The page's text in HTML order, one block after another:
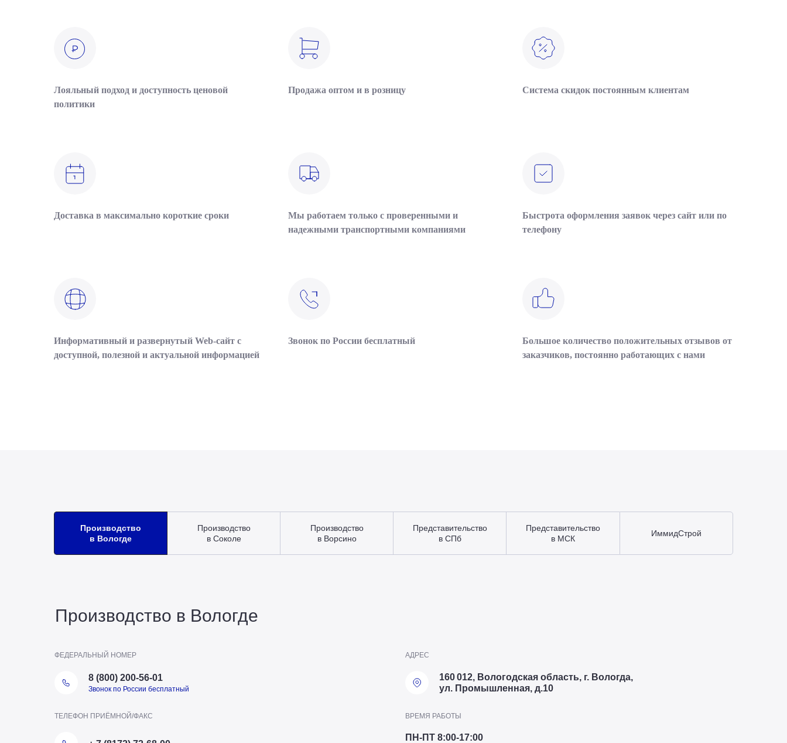
Лояльный подход и доступность ценовой
политики
Продажа оптом и в розницу Система скидок постоянным клиентам
Доставка в максимально короткие сроки
Мы работаем только с проверенными и
надежными транспортными компаниями
Быстрота оформления заявок через сайт или по
телефону
Информативный и развернутый Web-сайт с
доступной, полезной и актуальной информацией
Звонок по России бесплатный
Большое количество положительных отзывов от
заказчиков, постоянно работающих с нами
Производство
в Вологде
Производство
в Соколе
Производство
в Ворсино
Представительство
в СПб
Представительство
в МСК
ИммидСтрой
Производство в Вологде
ПН-ПТ 8:00-17:00
ВРЕМЯ РАБОТЫ
ТЕЛЕФОН ПРИЁМНОЙ/ФАКС
160 012, Вологодская область, г. Вологда,
ул. Промышленная, д.10
АДРЕС
ФЕДЕРАЛЬНЫЙ НОМЕР
8 (800) 200-56-01
Звонок по России бесплатный